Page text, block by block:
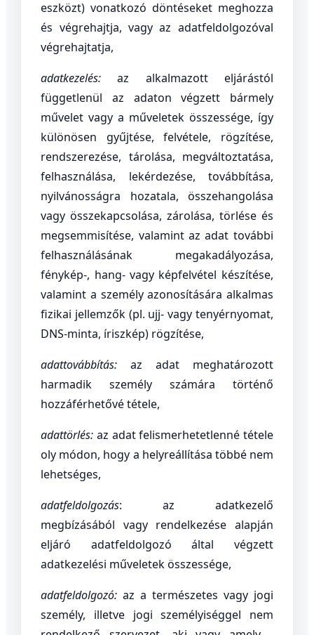
eszközt) vonatkozó döntéseket meghozza
és végrehajtja, vagy az adatfeldolgozóval
végrehajtatja,
adatkezelés:az alkalmazott eljárástól
függetlenül az adaton végzett bármely
művelet vagy a műveletek összessége, így
különösen gyűjtése, felvétele, rögzítése,
rendszerezése, tárolása, megváltoztatása,
felhasználása, lekérdezése, továbbítása,
nyilvánosságra hozatala, összehangolása
vagy összekapcsolása, zárolása, törlése és
megsemmisítése, valamint az adat további
felhasználásának megakadályozása,
fénykép-, hang- vagy képfelvétel készítése,
valamint a személy azonosítására alkalmas
fizikai jellemzők (pl. ujj- vagy tenyérnyomat,
DNS-minta, íriszkép) rögzítése,
adattovábbítás:az adat meghatározott
harmadik személy számára történő
hozzáférhetővé tétele,
adattörlés: az adat felismerhetetlenné tétele
oly módon, hogy a helyreállítása többé nem
lehetséges,
adatfeldolgozás: az adatkezelő
megbízásából vagy rendelkezése alapján
eljáró adatfeldolgozó által végzett
adatkezelési műveletek összessége,
adatfeldolgozó:az a természetes vagy jogi
személy, illetve jogi személyiséggel nem